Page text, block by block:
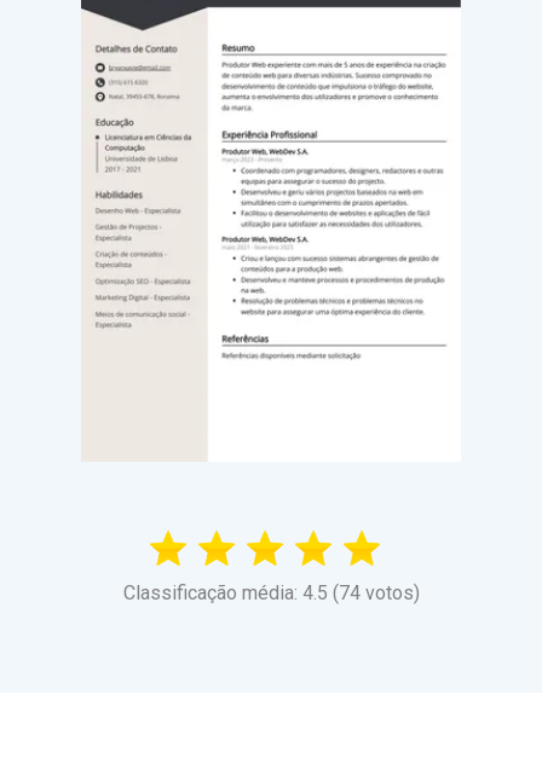
Classificação média: 4.5 (74 votos)